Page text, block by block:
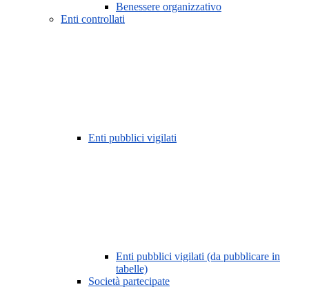
Benessere organizzativo
Enti controllati
Enti pubblici vigilati
Enti pubblici vigilati (da pubblicare in
tabelle)
Società partecipate